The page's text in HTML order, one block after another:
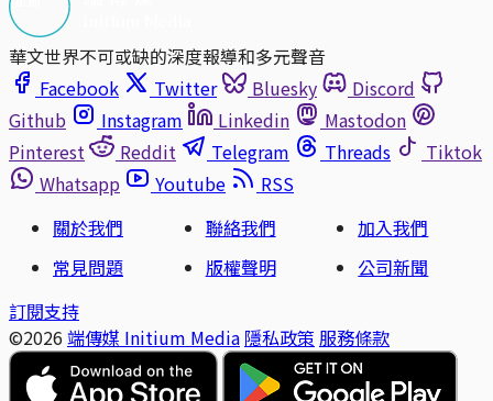
華文世界不可或缺的深度報導和多元聲音
Facebook
Twitter Bluesky
Discord
Github
Instagram Linkedin
Mastodon
Pinterest
Reddit Telegram Threads
Tiktok
Whatsapp
Youtube
RSS
關於我們
聯絡我們
加入我們
常見問題
版權聲明
公司新聞
訂閱支持
©2026 端傳媒 Initium Media 隱私政策 服務條款